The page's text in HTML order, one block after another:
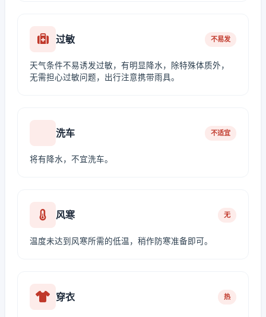
过敏 不易发
天气条件不易诱发过敏，有明显降水，除特殊体质外，
无需担心过敏问题，出行注意携带雨具。
洗车 不适宜
将有降水，不宜洗车。
风寒 无
温度未达到风寒所需的低温，稍作防寒准备即可。
穿衣 热